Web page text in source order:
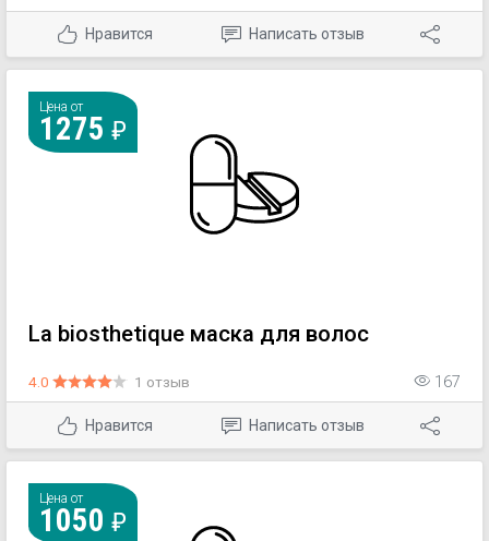
Нравится Написать отзыв
Цена от
1275
La biosthetique маска для волос
4.0 1 отзыв 167
Нравится Написать отзыв
Цена от
1050